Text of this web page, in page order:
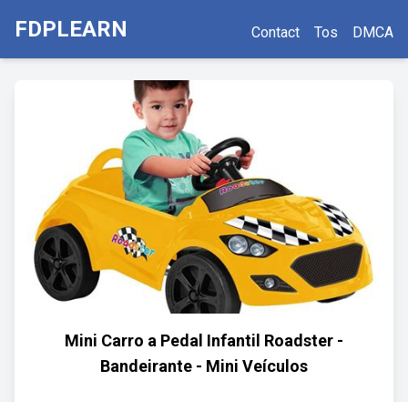
FDPLEARN Contact Tos DMCA
Mini Carro a Pedal Infantil Roadster -
Bandeirante - Mini Veículos